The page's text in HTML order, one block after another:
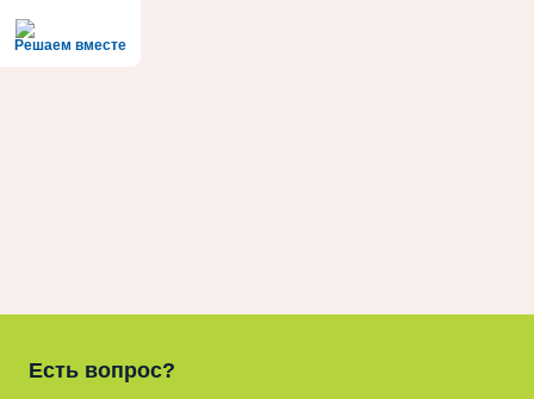
Решаем вместе
Есть вопрос?